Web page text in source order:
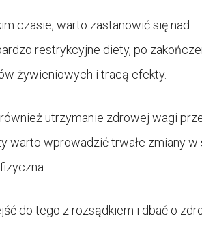
czasie, warto zastanowić się nad
restrykcyjne diety, po
żywieniowych i tracą efekty.
utrzymanie zdrowej wagi
warto wprowadzić trwałe zmiany w
do tego z rozsądkiem i dbać o